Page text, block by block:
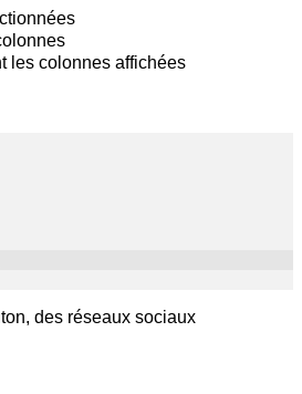
les colonnes affichées
des réseaux sociaux